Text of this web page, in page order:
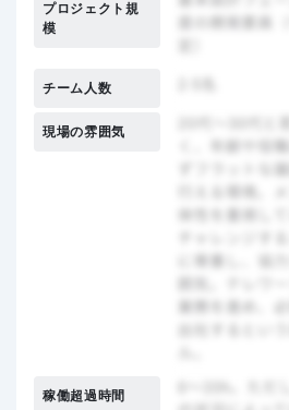
プロジェクト規
模
チーム人数
現場の雰囲気
稼働超過時間